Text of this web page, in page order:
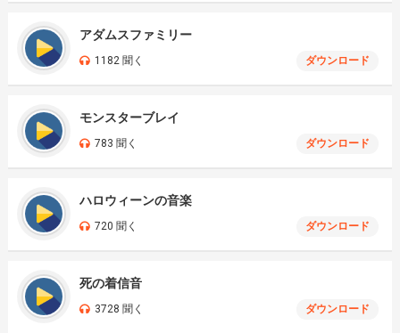
アダムスファミリー
1182 聞く ダウンロード
モンスターブレイ
783 聞く ダウンロード
ハロウィーンの音楽
720 聞く ダウンロード
死の着信音
3728 聞く ダウンロード